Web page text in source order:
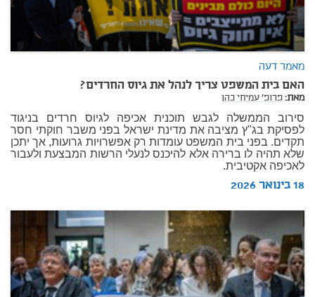
מאמר דעה
האם בית המשפט צריך לנהל את גיוס החרדים?
מאת:פרופ' עמיחי כהן
סירוב הממשלה לגבש תוכנית אכיפה לגיוס חרדים בניגוד
לפסיקת בג"ץ מציבה את מדינת ישראל בפני משבר חוקתי חסר
תקדים. בפני בית המשפט עומדות רק אפשרויות גרועות, אך יתכן
שלא תהיה לו ברירה אלא להיכנס לנעלי הרשות המבצעת ולעבור
לאכיפה אקטיבית.
18 בינואר 2026